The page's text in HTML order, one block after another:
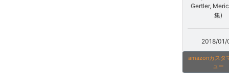
Gertler,
集)
2018/01/
amazonカスタ
ュー